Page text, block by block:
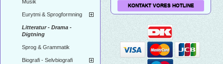
Musik
Eurytmi & Sprogformning
Litteratur - Drama -
Digtning
Sprog & Grammatik
Biografi - Selvbiografi
KONTAKT VORES HOTLINE